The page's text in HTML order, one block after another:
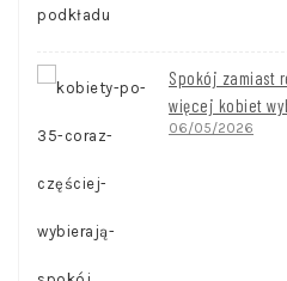
Spokój zamiast
więcej kobiet
06/05/2026